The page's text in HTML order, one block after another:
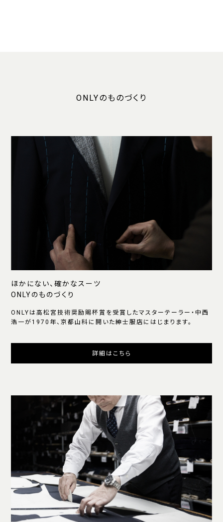
ONLYのものづくり
ほかにない、確かなスーツ
ONLYのものづくり
ONLYは高松宮技術奨励賜杯賞を受賞したマスターテーラー・中西
浩一が1970年、京都山科に開いた紳士服店にはじまります。
詳細はこちら